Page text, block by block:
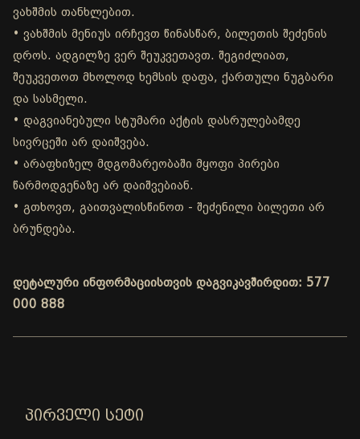
ვახშმის თანხლებით.
• ვახშმის მენიუს ირჩევთ წინასწარ, ბილეთის შეძენის
დროს. ადგილზე ვერ შეუკვეთავთ. შეგიძლიათ,
შეუკვეთოთ მხოლოდ ხემსის დაფა, ქართული ნუგბარი
და სასმელი.
• დაგვიანებული სტუმარი აქტის დასრულებამდე
სივრცეში არ დაიშვება.
• არაფხიზელ მდგომარეობაში მყოფი პირები
წარმოდგენაზე არ დაიშვებიან.
• გთხოვთ, გაითვალისწინოთ - შეძენილი ბილეთი არ
ბრუნდება.
დეტალური ინფორმაციისთვის დაგვიკავშირდით: 577
000 888
ᲞᲘᲠᲕᲔᲚᲘ ᲡᲔᲢᲘ